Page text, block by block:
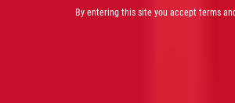
By entering this site you accept terms